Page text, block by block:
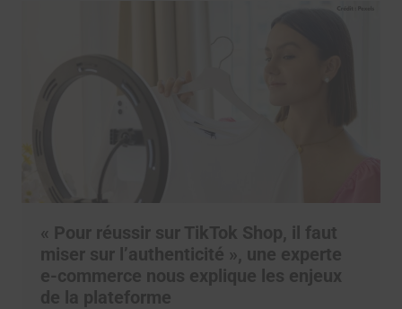
« Pour réussir sur TikTok Shop, il faut
miser sur l’authenticité », une experte
e-commerce nous explique les enjeux
de la plateforme